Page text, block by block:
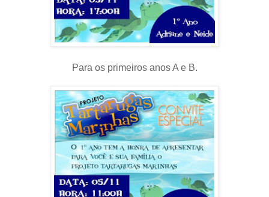
Para os primeiros anos A e B.